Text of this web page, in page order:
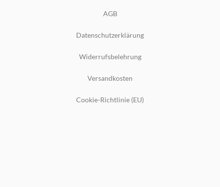
AGB
Datenschutzerklärung
Widerrufsbelehrung
Versandkosten
Cookie-Richtlinie (EU)